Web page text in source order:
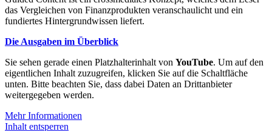
das Vergleichen von Finanzprodukten veranschaulicht und ein
fundiertes Hintergrundwissen liefert.
Die Ausgaben im Überblick
Sie sehen gerade einen Platzhalterinhalt von YouTube. Um auf den
eigentlichen Inhalt zuzugreifen, klicken Sie auf die Schaltfläche
unten. Bitte beachten Sie, dass dabei Daten an Drittanbieter
weitergegeben werden.
Mehr Informationen
Inhalt entsperren